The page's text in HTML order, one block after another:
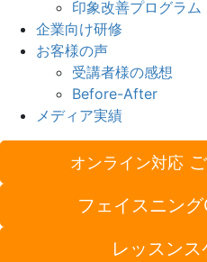
印象改善プログラム
企業向け研修
お客様の声
受講者様の感想
Before-After
メディア実績
オンライン対応
フェイスニン
レッスン